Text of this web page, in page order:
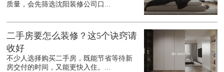
质量，会先筛选沈阳装修公司口...
二手房要怎么装修？这5个诀窍请
收好
不少人选择购买二手房，既能节省等待新
房交付的时间，又能更快入住。...